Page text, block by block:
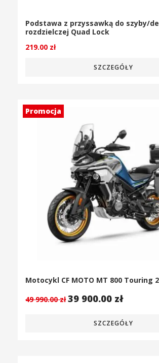
Podstawa z przyssawką do szyby/
rozdzielczej Quad Lock
219.00 zł
SZCZEGÓŁY
Promocja
Motocykl CF MOTO MT 800 Touring
49 990.00zł 39 900.00 zł
SZCZEGÓŁY